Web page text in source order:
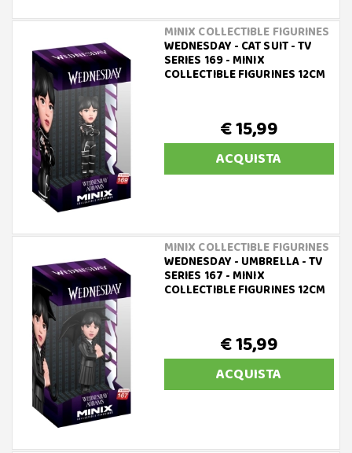
MINIX COLLECTIBLE FIGURINES
WEDNESDAY - CAT SUIT - TV
SERIES 169 - MINIX
COLLECTIBLE FIGURINES 12CM
€ 15,99
ACQUISTA
MINIX COLLECTIBLE FIGURINES
WEDNESDAY - UMBRELLA - TV
SERIES 167 - MINIX
COLLECTIBLE FIGURINES 12CM
€ 15,99
ACQUISTA